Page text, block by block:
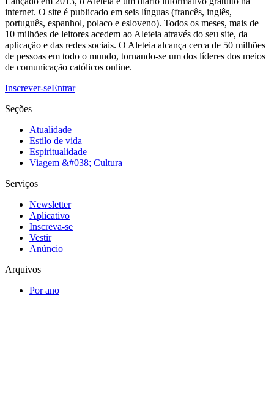
internet. O site é publicado em seis línguas (francês, inglês,
português, espanhol, polaco e esloveno). Todos os meses, mais de
10 milhões de leitores acedem ao Aleteia através do seu site, da
aplicação e das redes sociais. O Aleteia alcança cerca de 50 milhões
de pessoas em todo o mundo, tornando-se um dos líderes dos meios
de comunicação católicos online.
Inscrever-seEntrar
Seções
Atualidade
Estilo de vida
Espiritualidade
Viagem &#038; Cultura
Serviços
Newsletter
Aplicativo
Inscreva-se
Vestir
Anúncio
Arquivos
Por ano